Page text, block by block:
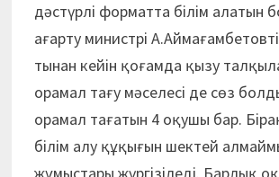
дәстүрлі форматта білім алатын
ағарту ми­нистрі
тынан кейін қоғамда қызу
орамал тағу мәселесі де сөз
орамал тағатын 4 оқушы бар.
білім алу құқығын шектей